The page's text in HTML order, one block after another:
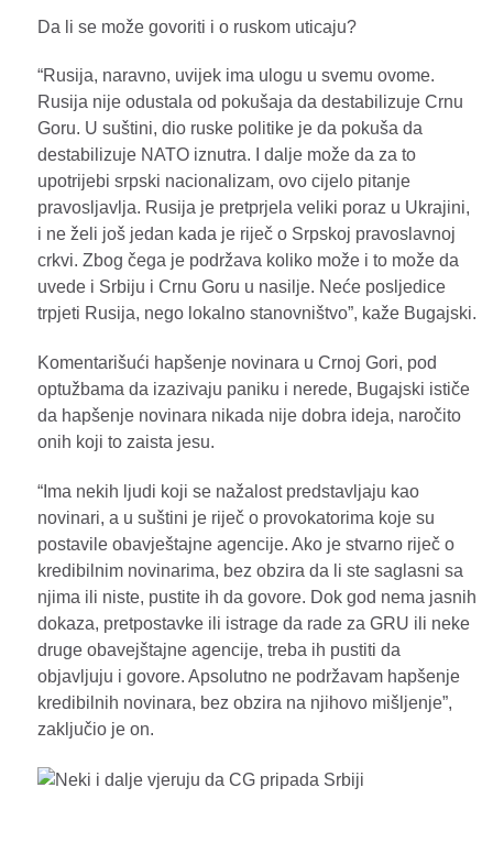
Da li se može govoriti i o ruskom uticaju?
“Rusija, naravno, uvijek ima ulogu u svemu ovome.
Rusija nije odustala od pokušaja da destabilizuje Crnu
Goru. U suštini, dio ruske politike je da pokuša da
destabilizuje NATO iznutra. I dalje može da za to
upotrijebi srpski nacionalizam, ovo cijelo pitanje
pravosljavlja. Rusija je pretprjela veliki poraz u Ukrajini,
i ne želi još jedan kada je riječ o Srpskoj pravoslavnoj
crkvi. Zbog čega je podržava koliko može i to može da
uvede i Srbiju i Crnu Goru u nasilje. Neće posljedice
trpjeti Rusija, nego lokalno stanovništvo”, kaže Bugajski.
Komentarišući hapšenje novinara u Crnoj Gori, pod
optužbama da izazivaju paniku i nerede, Bugajski ističe
da hapšenje novinara nikada nije dobra ideja, naročito
onih koji to zaista jesu.
“Ima nekih ljudi koji se nažalost predstavljaju kao
novinari, a u suštini je riječ o provokatorima koje su
postavile obavještajne agencije. Ako je stvarno riječ o
kredibilnim novinarima, bez obzira da li ste saglasni sa
njima ili niste, pustite ih da govore. Dok god nema jasnih
dokaza, pretpostavke ili istrage da rade za GRU ili neke
druge obavejštajne agencije, treba ih pustiti da
objavljuju i govore. Apsolutno ne podržavam hapšenje
kredibilnih novinara, bez obzira na njihovo mišljenje”,
zaključio je on.